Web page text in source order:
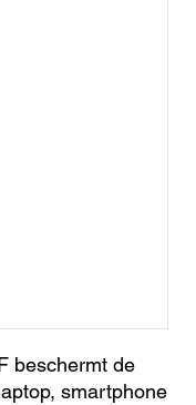
beschermt de
smartphone